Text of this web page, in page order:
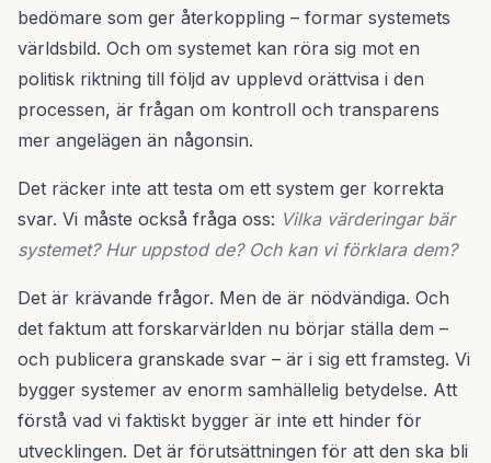
bedömare som ger återkoppling – formar systemets
världsbild. Och om systemet kan röra sig mot en
politisk riktning till följd av upplevd orättvisa i den
processen, är frågan om kontroll och transparens
mer angelägen än någonsin.
Det räcker inte att testa om ett system ger korrekta
svar. Vi måste också fråga oss: Vilka värderingar bär
systemet? Hur uppstod de? Och kan vi förklara dem?
Det är krävande frågor. Men de är nödvändiga. Och
det faktum att forskarvärlden nu börjar ställa dem –
och publicera granskade svar – är i sig ett framsteg. Vi
bygger systemer av enorm samhällelig betydelse. Att
förstå vad vi faktiskt bygger är inte ett hinder för
utvecklingen. Det är förutsättningen för att den ska bli